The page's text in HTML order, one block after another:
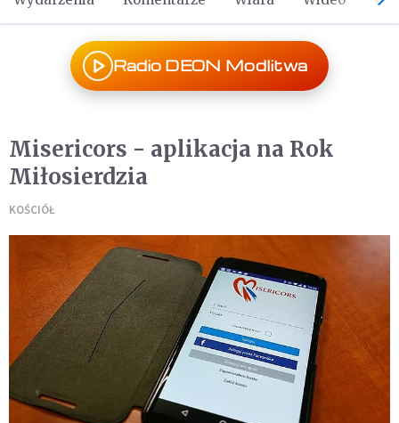
Radio DEON Modlitwa
Misericors - aplikacja na Rok
Miłosierdzia
KOŚCIÓŁ